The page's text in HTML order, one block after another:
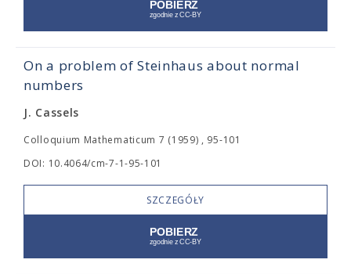
On a problem of Steinhaus about normal
numbers
J. Cassels
Colloquium Mathematicum 7 (1959) , 95-101
DOI: 10.4064/cm-7-1-95-101
SZCZEGÓŁY